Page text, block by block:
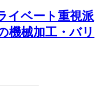
イベート重視派
機械加工・バリ